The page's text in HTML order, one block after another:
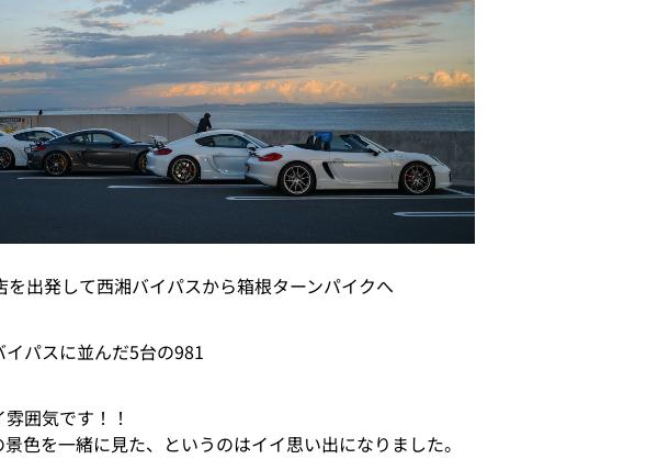
を出発して西湘バイパスから箱根ターンパイクへ
パスに並んだ5台の981
囲気です！！
色を一緒に見た、というのはイイ思い出になりました。